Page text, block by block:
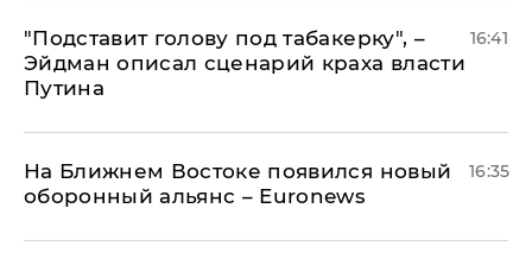
​"Подставит голову под табакерку", –
Эйдман описал сценарий краха власти
Путина
16:41
На Ближнем Востоке появился новый
оборонный альянс – Euronews
16:35